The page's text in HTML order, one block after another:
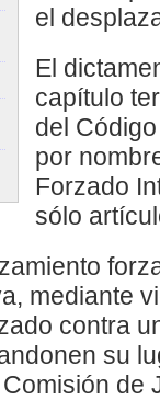
el
El
capítulo
del
por
Forzado
sólo
mediante
contra
su
de